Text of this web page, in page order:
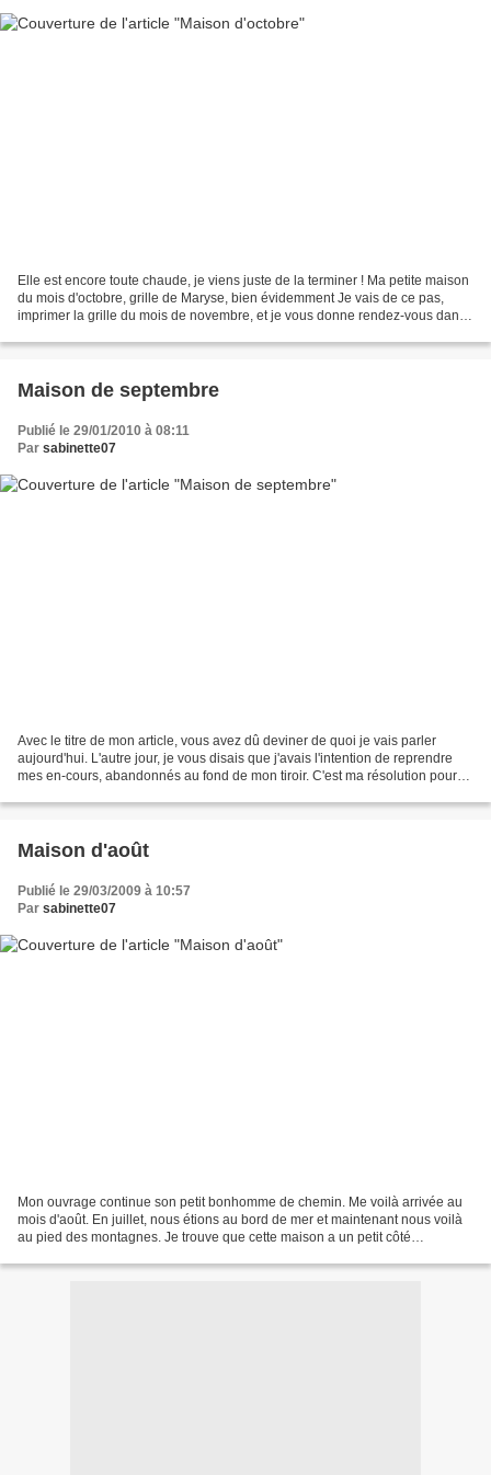
Elle est encore toute chaude, je viens juste de la terminer ! Ma petite maison
du mois d'octobre, grille de Maryse, bien évidemment Je vais de ce pas,
imprimer la grille du mois de novembre, et je vous donne rendez-vous dans
Maison de septembre
Publié le 29/01/2010 à 08:11
Par sabinette07
Avec le titre de mon article, vous avez dû deviner de quoi je vais parler
aujourd'hui. L'autre jour, je vous disais que j'avais l'intention de reprendre
mes en-cours, abandonnés au fond de mon tiroir. C'est ma résolution pour
Maison d'août
Publié le 29/03/2009 à 10:57
Par sabinette07
Mon ouvrage continue son petit bonhomme de chemin. Me voilà arrivée au
mois d'août. En juillet, nous étions au bord de mer et maintenant nous voilà
au pied des montagnes. Je trouve que cette maison a un petit côté